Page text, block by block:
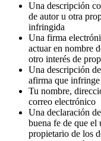
Una descripción
de autor u otra
infringida
Una firma
actuar en nombre
otro interés de
Una descripción
afirma que
Tu nombre,
correo electrónico
Una declaración
buena fe de que el
propietario de los